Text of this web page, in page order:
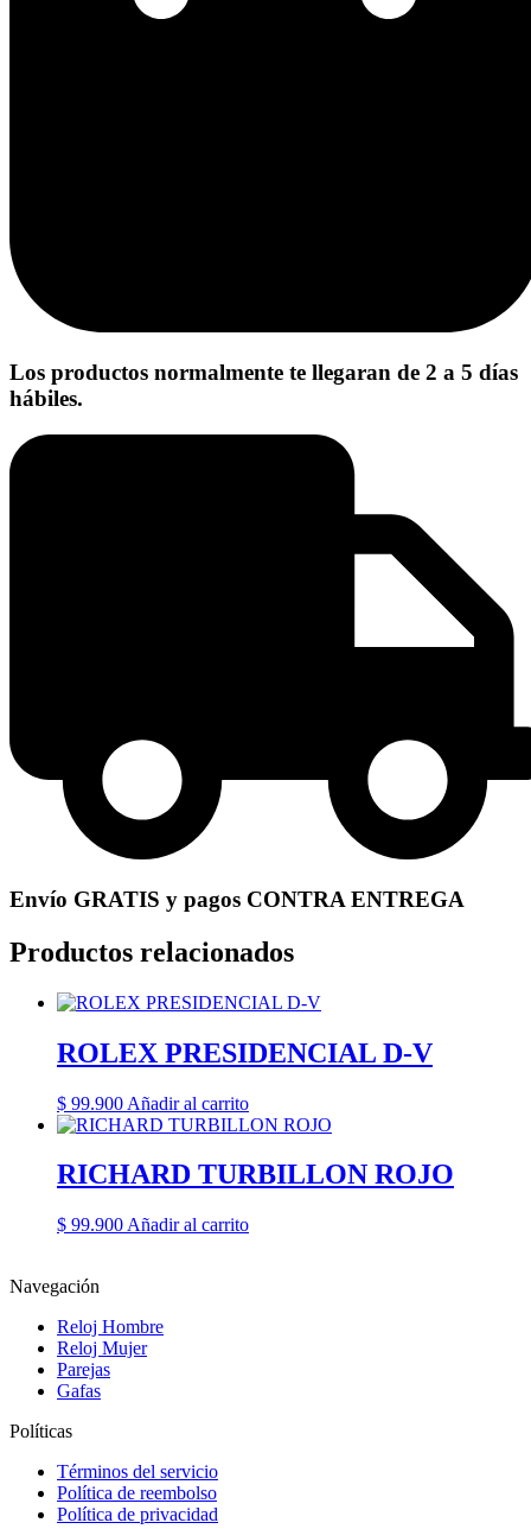
Los productos normalmente te llegaran de 2 a 5 días
hábiles.
Envío GRATIS y pagos CONTRA ENTREGA
Productos relacionados
ROLEX PRESIDENCIAL D-V
$ 99.900 Añadir al carrito
RICHARD TURBILLON ROJO
$ 99.900 Añadir al carrito
Navegación
Reloj Hombre
Reloj Mujer
Parejas
Gafas
Políticas
Términos del servicio
Política de reembolso
Política de privacidad